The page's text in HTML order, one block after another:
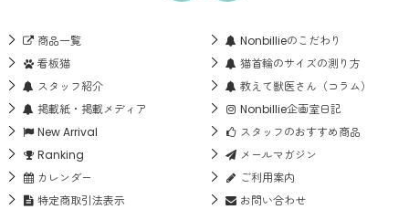
商品一覧
Nonbillieのこだわり
看板猫
猫首輪のサイズの測り方
スタッフ紹介
教えて獣医さん（コラム）
掲載紙・掲載メディア
Nonbillie企画室日記
New Arrival
スタッフのおすすめ商品
Ranking
メールマガジン
カレンダー
ご利用案内
特定商取引法表示
お問い合わせ